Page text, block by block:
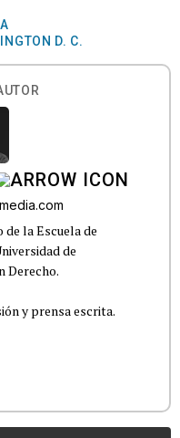
D. C.
de la Escuela de
de
Derecho.
y prensa escrita.